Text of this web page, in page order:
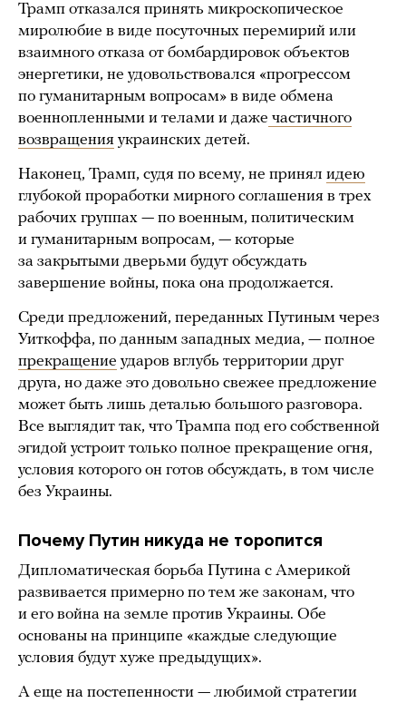
Трамп отказался принять микроскопическое
миролюбие в виде посуточных перемирий или
взаимного отказа от бомбардировок объектов
энергетики, не удовольствовался «прогрессом
по гуманитарным вопросам» в виде обмена
военнопленными и телами и даже частичного
возвращения украинских детей.
Наконец, Трамп, судя по всему, не принял идею
глубокой проработки мирного соглашения в трех
рабочих группах — по военным, политическим
и гуманитарным вопросам, — которые
за закрытыми дверьми будут обсуждать
завершение войны, пока она продолжается.
Среди предложений, переданных Путиным через
Уиткоффа, по данным западных медиа, — полное
прекращение ударов вглубь территории друг
друга, но даже это довольно свежее предложение
может быть лишь деталью большого разговора.
Все выглядит так, что Трампа под его собственной
эгидой устроит только полное прекращение огня,
условия которого он готов обсуждать, в том числе
без Украины.
Почему Путин никуда не торопится
Дипломатическая борьба Путина с Америкой
развивается примерно по тем же законам, что
и его война на земле против Украины. Обе
основаны на принципе «каждые следующие
условия будут хуже предыдущих».
А еще на постепенности — любимой стратегии